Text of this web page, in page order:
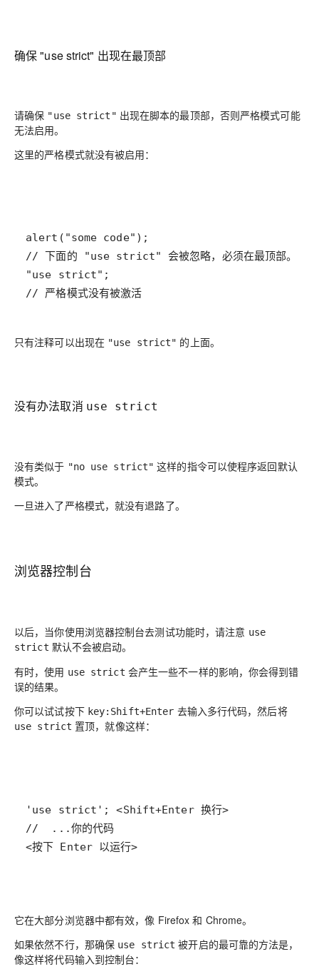
确保 "use strict" 出现在最顶部
请确保 "use strict" 出现在脚本的最顶部，否则严格模式可能
无法启用。
这里的严格模式就没有被启用：
// 严格模式没有被激活
只有注释可以出现在 "use strict" 的上面。
没有办法取消 use strict
没有类似于 "no use strict" 这样的指令可以使程序返回默认
模式。
一旦进入了严格模式，就没有退路了。
浏览器控制台
以后，当你使用浏览器控制台去测试功能时，请注意 use
strict 默认不会被启动。
有时，使用 use strict 会产生一些不一样的影响，你会得到错
误的结果。
你可以试试按下 key:Shift+Enter 去输入多行代码，然后将
use strict 置顶，就像这样：
<按下 Enter 以运行>
它在大部分浏览器中都有效，像 Firefox 和 Chrome。
如果依然不行，那确保 use strict 被开启的最可靠的方法是，
像这样将代码输入到控制台：